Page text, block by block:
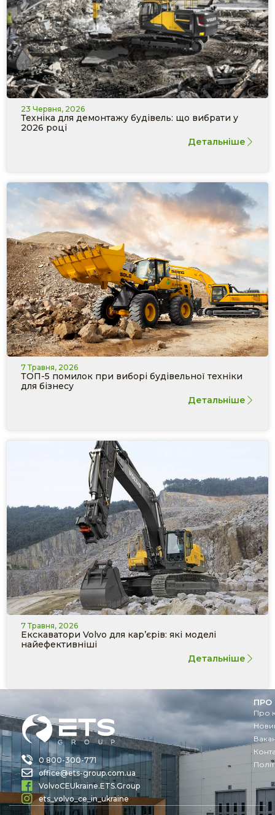
23 Червня, 2026
Техніка для демонтажу будівель: що вибрати у
2026 році
Детальніше
7 Травня, 2026
ТОП-5 помилок при виборі будівельної техніки
для бізнесу
Детальніше
7 Травня, 2026
Екскаватори Volvo для кар’єрів: які моделі
найефективніші
Детальніше
0 800-300-771
office@ets-group.com.ua
VolvoCEUkraine.ETS.Group
ets_volvo_ce_in_ukraine
ПРО
Про